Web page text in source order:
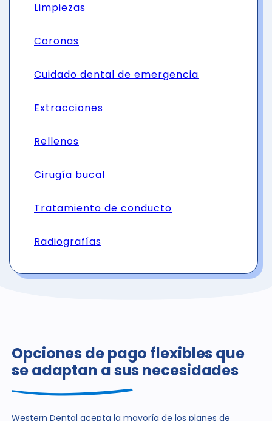
Limpiezas
Coronas
Cuidado dental de emergencia
Extracciones
Rellenos
Cirugía bucal
Tratamiento de conducto
Radiografías
Opciones de pago flexibles que
se adaptan a sus necesidades
Western Dental acepta la mayoría de los planes de